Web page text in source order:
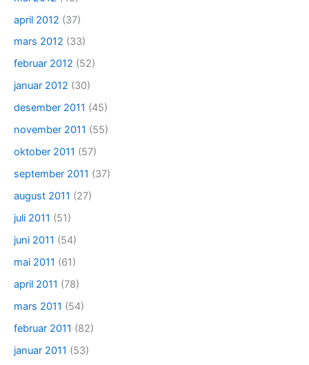
april 2012 (37)
mars 2012 (33)
februar 2012 (52)
januar 2012 (30)
desember 2011 (45)
november 2011 (55)
oktober 2011 (57)
september 2011 (37)
august 2011 (27)
juli 2011 (51)
juni 2011 (54)
mai 2011 (61)
april 2011 (78)
mars 2011 (54)
februar 2011 (82)
januar 2011 (53)